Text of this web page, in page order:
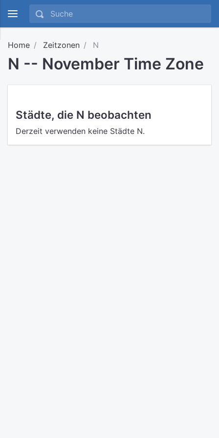
Home Zeitzonen N
N -- November Time Zone
Städte, die N beobachten
Derzeit verwenden keine Städte N.